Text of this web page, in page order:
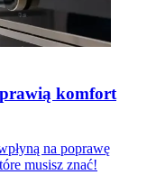
komfort
na poprawę
musisz znać!